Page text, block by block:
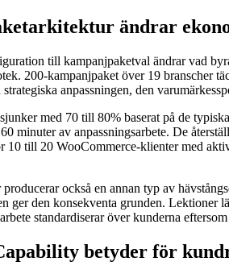
ändrar
till kampanjpaketval ändrar vad
200-kampanjpaket över 19 branscher
anpassningen, den
med 70 till 80% baserat på de
minuter av anpassningsarbete. De
10 till 20 WooCommerce-klienter med
också en annan typ av
ger den konsekventa grunden.
standardiserar över kunderna
betyder för